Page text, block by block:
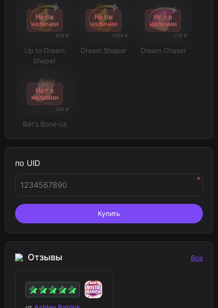
Нет в
наличии
859 ₽
Up to Dream
Shaper
Нет в
наличии
1439 ₽
Dream Shaper
Нет в
наличии
719 ₽
Dream Chaser
Нет в
наличии
356 ₽
Bat's Bone-us
по UID
*
Купить
Отзывы Все